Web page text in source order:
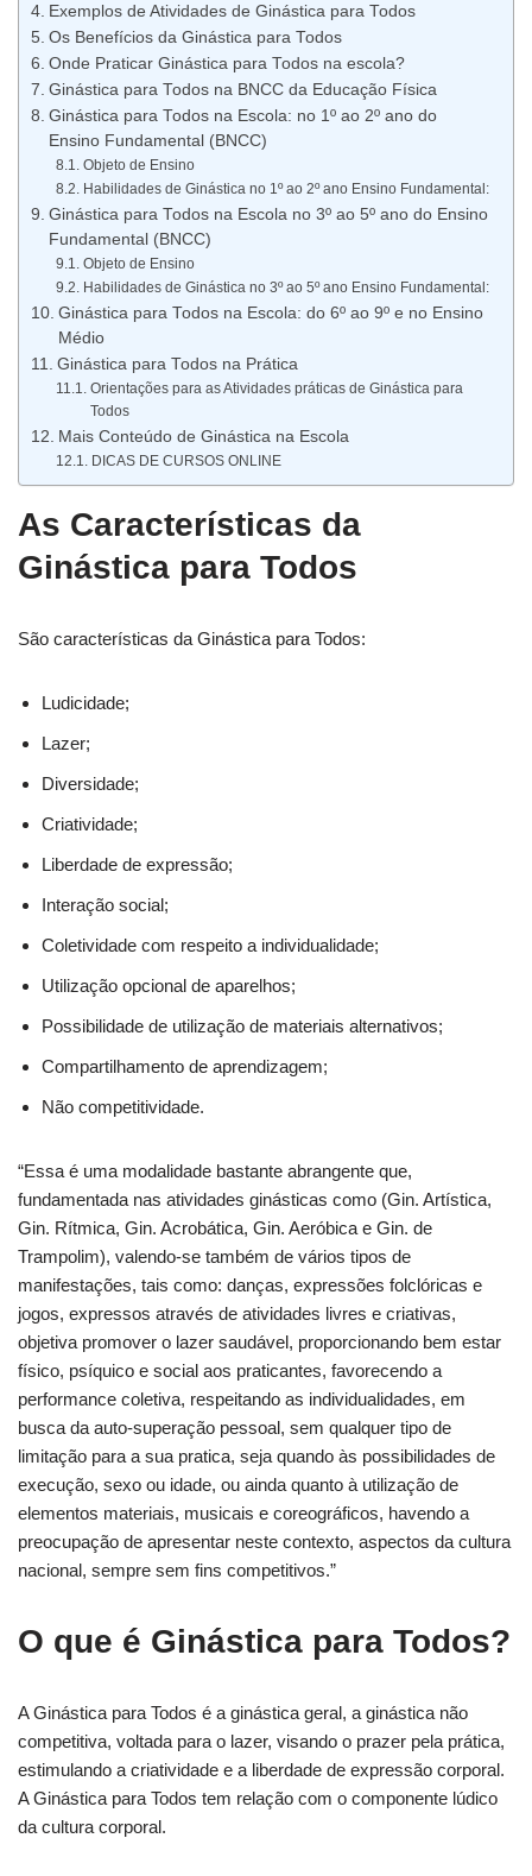
Exemplos de Atividades de Ginástica para Todos
Os Benefícios da Ginástica para Todos
Onde Praticar Ginástica para Todos na escola?
Ginástica para Todos na BNCC da Educação Física
Ginástica para Todos na Escola: no 1º ao 2º ano do
Ensino Fundamental (BNCC)
Objeto de Ensino
Habilidades de Ginástica no 1º ao 2º ano Ensino Fundamental:
Ginástica para Todos na Escola no 3º ao 5º ano do Ensino
Fundamental (BNCC)
Objeto de Ensino
Habilidades de Ginástica no 3º ao 5º ano Ensino Fundamental:
Ginástica para Todos na Escola: do 6º ao 9º e no Ensino
Médio
Ginástica para Todos na Prática
Orientações para as Atividades práticas de Ginástica para
Todos
Mais Conteúdo de Ginástica na Escola
DICAS DE CURSOS ONLINE
As Características da
Ginástica para Todos
São características da Ginástica para Todos:
Ludicidade;
Lazer;
Diversidade;
Criatividade;
Liberdade de expressão;
Interação social;
Coletividade com respeito a individualidade;
Utilização opcional de aparelhos;
Possibilidade de utilização de materiais alternativos;
Compartilhamento de aprendizagem;
Não competitividade.
“Essa é uma modalidade bastante abrangente que,
fundamentada nas atividades ginásticas como (Gin. Artística,
Gin. Rítmica, Gin. Acrobática, Gin. Aeróbica e Gin. de
Trampolim), valendo-se também de vários tipos de
manifestações, tais como: danças, expressões folclóricas e
jogos, expressos através de atividades livres e criativas,
objetiva promover o lazer saudável, proporcionando bem estar
físico, psíquico e social aos praticantes, favorecendo a
performance coletiva, respeitando as individualidades, em
busca da auto-superação pessoal, sem qualquer tipo de
limitação para a sua pratica, seja quando às possibilidades de
execução, sexo ou idade, ou ainda quanto à utilização de
elementos materiais, musicais e coreográficos, havendo a
preocupação de apresentar neste contexto, aspectos da cultura
nacional, sempre sem fins competitivos.”
O que é Ginástica para Todos?
A Ginástica para Todos é a ginástica geral, a ginástica não
competitiva, voltada para o lazer, visando o prazer pela prática,
estimulando a criatividade e a liberdade de expressão corporal.
A Ginástica para Todos tem relação com o componente lúdico
da cultura corporal.